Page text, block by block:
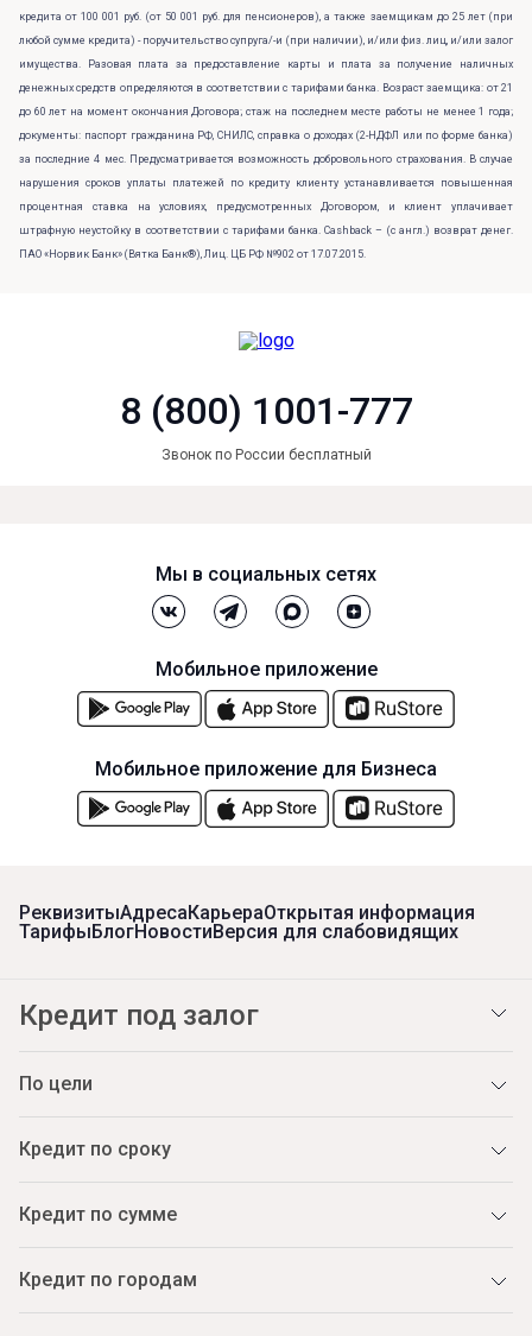
кредита от 100 001 руб. (от 50 001 руб. для пенсионеров), а также заемщикам до 25 лет (при
любой сумме кредита) - поручительство супруга/-и (при наличии), и/или физ. лиц, и/или залог
имущества. Разовая плата за предоставление карты и плата за получение наличных
денежных средств определяются в соответствии с тарифами банка. Возраст заемщика: от 21
до 60 лет на момент окончания Договора; стаж на последнем месте работы не менее 1 года;
документы: паспорт гражданина РФ, СНИЛС, справка о доходах (2-НДФЛ или по форме банка)
за последние 4 мес. Предусматривается возможность добровольного страхования. В случае
нарушения сроков уплаты платежей по кредиту клиенту устанавливается повышенная
процентная ставка на условиях, предусмотренных Договором, и клиент уплачивает
штрафную неустойку в соответствии с тарифами банка. Cashback – (с англ.) возврат денег.
ПАО «Норвик Банк» (Вятка Банк®), Лиц. ЦБ РФ №902 от 17.07.2015.
8 (800) 1001-777
Звонок по России бесплатный
РеквизитыАдресаКарьераОткрытая информация
ТарифыБлогНовостиВерсия для слабовидящих
Кредит под залог
По цели
Кредит по сроку
Кредит по сумме
Кредит по городам
Мы в социальных сетях
Мобильное приложение
Мобильное приложение для Бизнеса